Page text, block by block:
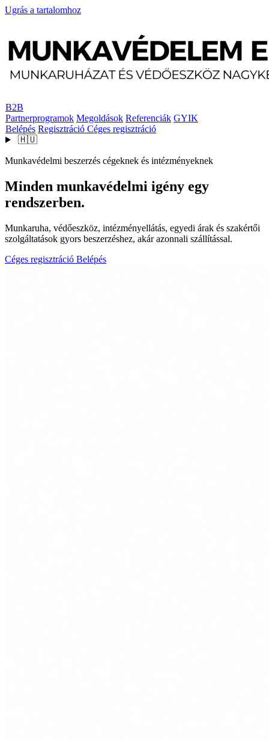
Ugrás a tartalomhoz
B2B
Partnerprogramok Megoldások Referenciák GYIK
Belépés Regisztráció Céges regisztráció
🇭🇺
Munkavédelmi beszerzés cégeknek és intézményeknek
Minden munkavédelmi igény egy
rendszerben.
Munkaruha, védőeszköz, intézményellátás, egyedi árak és szakértői
szolgáltatások gyors beszerzéshez, akár azonnali szállítással.
Céges regisztráció Belépés